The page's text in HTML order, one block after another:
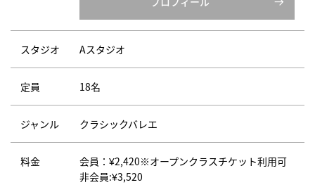
スタジオ Aスタジオ
定員 18名
ジャンル クラシックバレエ
料金
会員：¥2,420※オープンクラスチケット利用可
非会員:¥3,520